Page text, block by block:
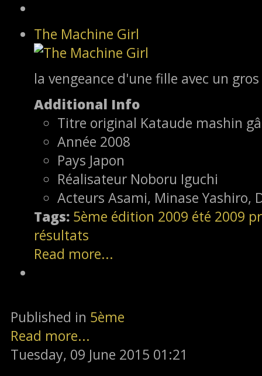
The Machine Girl
la vengeance d'une fille avec un
Additional Info
Titre original Kataude mashin
Année 2008
Pays Japon
Réalisateur Noboru Iguchi
Acteurs Asami, Minase Yashiro,
Tags: 5ème édition 2009 été 2009
résultats
Read more...
Published in 5ème
Read more...
Tuesday, 09 June 2015 01:21